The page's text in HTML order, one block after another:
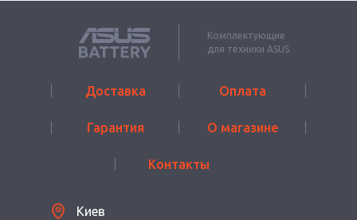
Комплектующие
для техники ASUS
Доставка Оплата
Гарантия О магазине
Контакты
Киев